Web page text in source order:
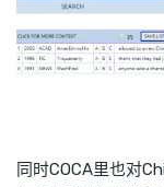
同时COCA里也对